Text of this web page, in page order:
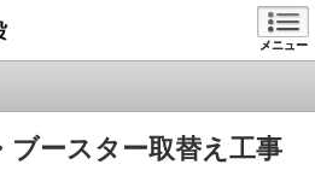
メニュー
ブースター取替え工事